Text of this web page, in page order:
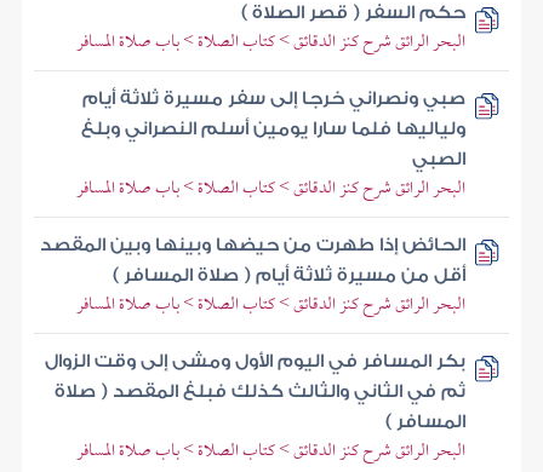
حكم السفر ( قصر الصلاة )
البحر الرائق شرح كنز الدقائق > كتاب الصلاة > باب صلاة المسافر
صبي ونصراني خرجا إلى سفر مسيرة ثلاثة أيام
ولياليها فلما سارا يومين أسلم النصراني وبلغ
الصبي
البحر الرائق شرح كنز الدقائق > كتاب الصلاة > باب صلاة المسافر
الحائض إذا طهرت من حيضها وبينها وبين المقصد
أقل من مسيرة ثلاثة أيام ( صلاة المسافر )
البحر الرائق شرح كنز الدقائق > كتاب الصلاة > باب صلاة المسافر
بكر المسافر في اليوم الأول ومشى إلى وقت الزوال
ثم في الثاني والثالث كذلك فبلغ المقصد ( صلاة
المسافر )
البحر الرائق شرح كنز الدقائق > كتاب الصلاة > باب صلاة المسافر